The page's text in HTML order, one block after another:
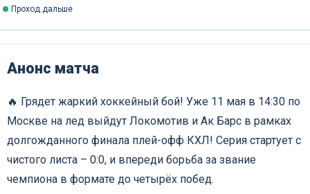
Проход дальше
Анонс матча
🔥 Грядет жаркий хоккейный бой! Уже 11 мая в 14:30 по
Москве на лед выйдут Локомотив и Ак Барс в рамках
долгожданного финала плей-офф КХЛ! Серия стартует с
чистого листа – 0:0, и впереди борьба за звание
чемпиона в формате до четырёх побед.